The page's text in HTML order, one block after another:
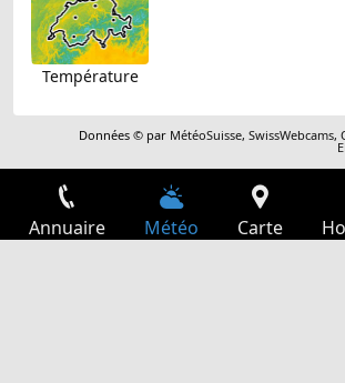
Température
Données © par MétéoSuisse,SwissWebcams,
Annuaire Météo Carte